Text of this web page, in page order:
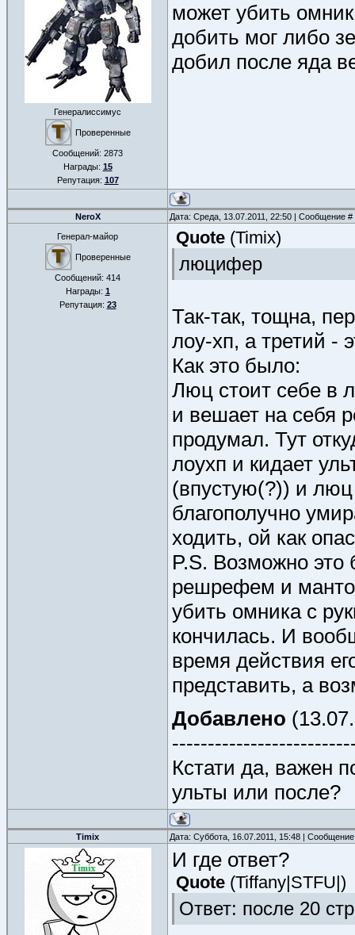
Генералиссимус
Проверенные
Сообщений: 2873
Награды: 15
Репутация: 107
может убить
добить мог либо
добил после яда
NeroX Дата: Среда, 13.07.2011, 22:50 | Сообщение #
Генерал-майор
Проверенные
Сообщений: 414
Награды: 1
Репутация: 23
Quote (Timix)
люцифер
Так-так, тощна,
лоу-хп, а третий -
Как это было:
Люц стоит себе в
и вешает на себя
продумал. Тут
лоухп и кидает
(впустую(?)) и
благополучно
ходить, ой как
P.S. Возможно
решрефем и
убить омника с
кончилась. И
время действия
представить, а
Добавлено
Кстати да, важен
ульты или после?
Timix Дата: Суббота, 16.07.2011, 15:48 |
И где ответ?
Quote (Tiffany|STFU|)
Ответ: после 20